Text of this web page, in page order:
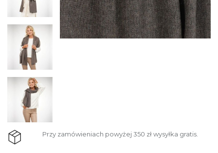
Przy zamówieniach powyżej 350 zł wysyłka gratis.